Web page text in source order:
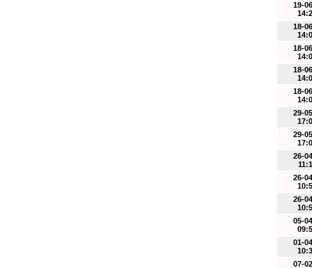
19-
18-
18-
18-
18-
29-
29-
26-
26-
26-
05-
01-
07-